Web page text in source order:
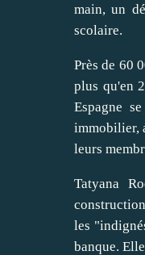
main, un
scolaire.
Près de 60
plus qu'en
Espagne
immobilier,
leurs
Tatyana
les
banque.